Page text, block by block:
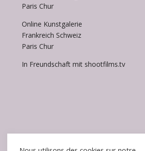
Paris Chur
Online Kunstgalerie
Frankreich Schweiz
Paris Chur
In Freundschaft mit shootfilms.tv
Accueil / Homepage